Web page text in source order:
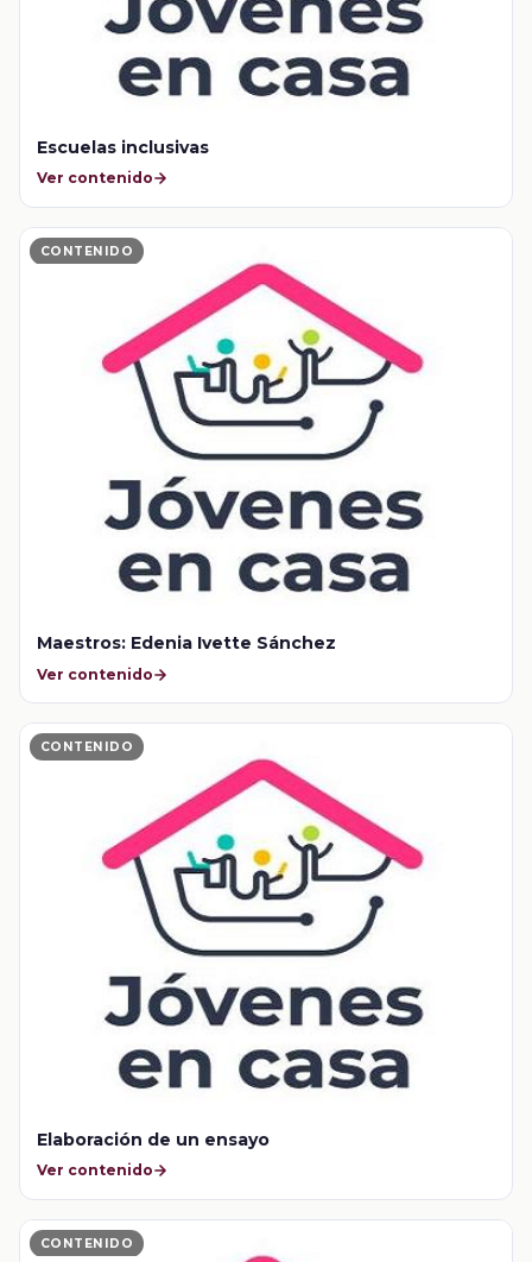
Escuelas inclusivas
Ver contenido
CONTENIDO
Maestros: Edenia Ivette Sánchez
Ver contenido
CONTENIDO
Elaboración de un ensayo
Ver contenido
CONTENIDO